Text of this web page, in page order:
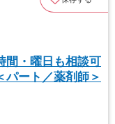
間・曜日も相談可
ート／薬剤師＞